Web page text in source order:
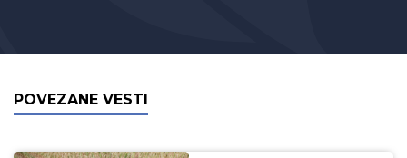
POVEZANE VESTI